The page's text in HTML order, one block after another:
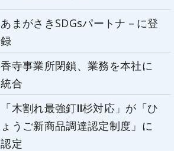
あまがさきSDGsパートナ－に登
録
香寺事業所閉鎖、業務を本社に
統合
「木割れ最強釘Ⅱ杉対応」が「ひ
ょうご新商品調達認定制度」に
認定